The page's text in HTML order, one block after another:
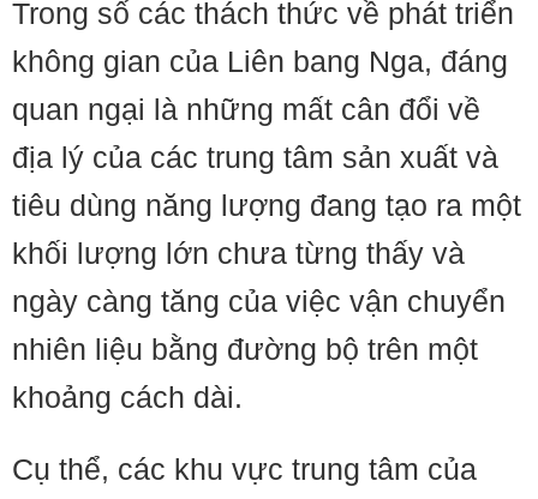
Trong số các thách thức về phát triển
không gian của Liên bang Nga, đáng
quan ngại là những mất cân đổi về
địa lý của các trung tâm sản xuất và
tiêu dùng năng lượng đang tạo ra một
khối lượng lớn chưa từng thấy và
ngày càng tăng của việc vận chuyển
nhiên liệu bằng đường bộ trên một
khoảng cách dài.
Cụ thể, các khu vực trung tâm của